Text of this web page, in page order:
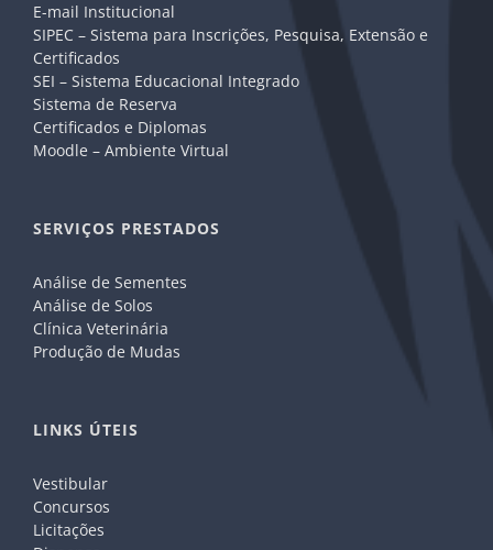
E-mail Institucional
SIPEC – Sistema para Inscrições, Pesquisa, Extensão e
Certificados
SEI – Sistema Educacional Integrado
Sistema de Reserva
Certificados e Diplomas
Moodle – Ambiente Virtual
SERVIÇOS PRESTADOS
Análise de Sementes
Análise de Solos
Clínica Veterinária
Produção de Mudas
LINKS ÚTEIS
Vestibular
Concursos
Licitações